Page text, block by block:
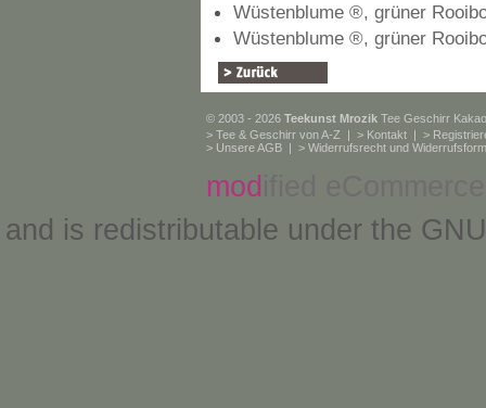
Wüstenblume ®, grüner
Wüstenblume ®, grüner
© 2003 - 2026 Teekunst Mrozik Tee Geschirr
> Tee & Geschirr von A-Z | > Kontakt | >
> Unsere AGB | > Widerrufsrecht und
mod
and is redistributable under the